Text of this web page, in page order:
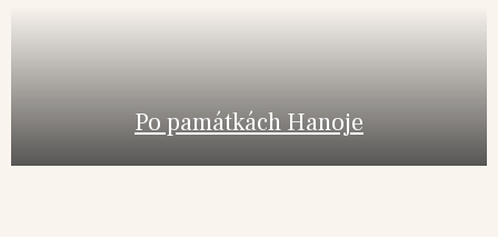
Po památkách Hanoje